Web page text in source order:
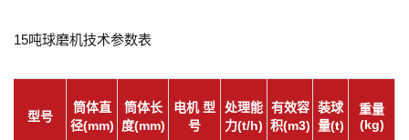
15吨球磨机技术参数表
型号
筒体直
径(mm)
筒体长
度(mm)
电机 型
号
处理能
力(t/h)
有效容
积(m3)
装球
量(t)
重量
(kg)